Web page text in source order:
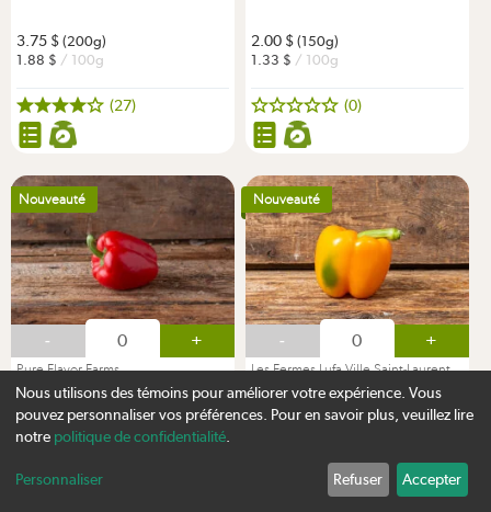
3.75
(200g)
1.88
/ 100g
(27)
2.00
(150g)
1.33
/ 100g
(0)
Nouveauté
- +
Pure Flavor Farms
Poivron rouge
2.00
(170g)
Nouveauté
- +
Les Fermes Lufa Ville Saint-Laurent
Poivron sucré orange Originale
/ 100g
Nous utilisons des témoins pour améliorer votre expérience. Vous
pouvez personnaliser vos préférences. Pour en savoir plus, veuillez lire
notre politique de confidentialité
Personnaliser Refuser Accepter